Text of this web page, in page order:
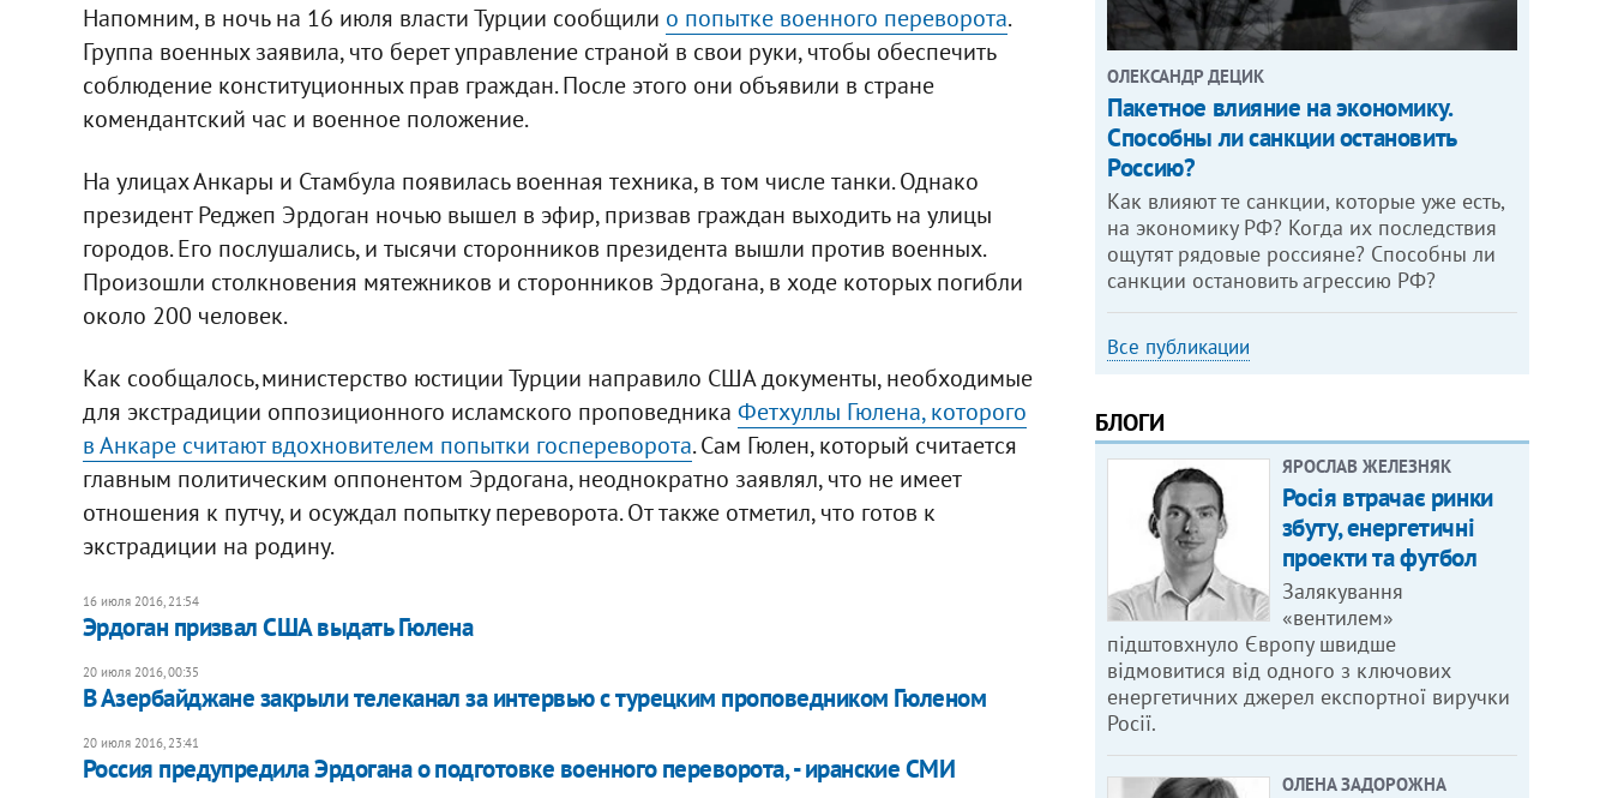
Напомним, в ночь на 16 июля власти Турции сообщили о попытке военного переворота.
Группа военных заявила, что берет управление страной в свои руки, чтобы обеспечить
соблюдение конституционных прав граждан. После этого они объявили в стране
комендантский час и военное положение.
На улицах Анкары и Стамбула появилась военная техника, в том числе танки. Однако
президент Реджеп Эрдоган ночью вышел в эфир, призвав граждан выходить на улицы
городов. Его послушались, и тысячи сторонников президента вышли против военных.
Произошли столкновения мятежников и сторонников Эрдогана, в ходе которых погибли
около 200 человек.
Как сообщалось,министерство юстиции Турции направило США документы, необходимые
для экстрадиции оппозиционного исламского проповедника Фетхуллы Гюлена, которого
в Анкаре считают вдохновителем попытки госпереворота. Сам Гюлен, который считается
главным политическим оппонентом Эрдогана, неоднократно заявлял, что не имеет
отношения к путчу, и осуждал попытку переворота. От также отметил, что готов к
экстрадиции на родину.
16 июля 2016, 21:54
Эрдоган призвал США выдать Гюлена
20 июля 2016, 00:35
В Азербайджане закрыли телеканал за интервью с турецким проповедником Гюленом
20 июля 2016, 23:41
Россия предупредила Эрдогана о подготовке военного переворота, - иранские СМИ
ОЛЕКСАНДР ДЕЦИК
Пакетное влияние на экономику.
Способны ли санкции остановить
Россию?
Как влияют те санкции, которые уже есть,
на экономику РФ? Когда их последствия
ощутят рядовые россияне? Способны ли
санкции остановить агрессию РФ?
Все публикации
БЛОГИ
ЯРОСЛАВ ЖЕЛЕЗНЯК
Росія втрачає ринки
збуту, енергетичні
проекти та футбол
Залякування
«вентилем»
підштовхнуло Європу швидше
відмовитися від одного з ключових
енергетичних джерел експортної виручки
Росії.
ОЛЕНА ЗАДОРОЖНА